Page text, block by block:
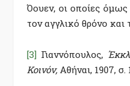
Όουεν, οι οποίες
τον αγγλικό θρόνο και
[3] Γιαννόπουλος,
Κοινόν, Αθήναι, 1907, σ.